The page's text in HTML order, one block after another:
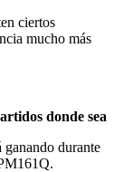
ciertos
mucho más
donde sea
ganando durante